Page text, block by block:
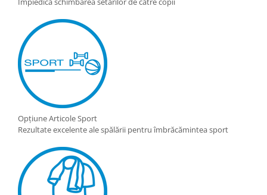
Opțiune Articole Sport
Rezultate excelente ale spălării pentru îmbrăcămintea sport